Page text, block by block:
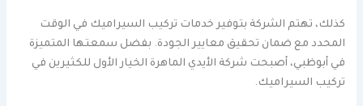
كذلك، تهتم الشركة بتوفير خدمات تركيب السيراميك في الوقت
المحدد مع ضمان تحقيق معايير الجودة. بفضل سمعتها المتميزة
في أبوظبي، أصبحت شركة الأيدي الماهرة الخيار الأول للكثيرين في
تركيب السيراميك.